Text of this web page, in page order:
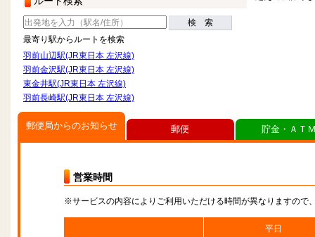
検 索
最寄り駅からルートを検索
羽前山辺駅(JR東日本 左沢線)
羽前金沢駅(JR東日本 左沢線)
東金井駅(JR東日本 左沢線)
羽前長崎駅(JR東日本 左沢線)
郵便局からのお知らせ
営業時間
※サービスの内容によりご利用いただける時間が異なりますので
平日
郵便 貯金・ＡＴ